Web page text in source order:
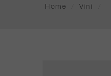
Home Vini